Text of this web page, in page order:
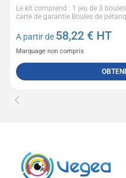
Le kit comprend : 1 jeu de 3
carte de garantie.Boules de
A partir de 58,22 € HT
Marquage non compris